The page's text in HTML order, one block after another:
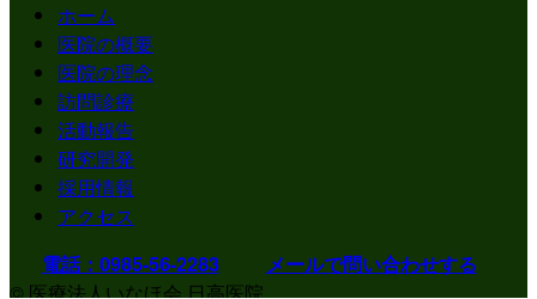
ホーム
医院の概要
医院の理念
訪問診療
活動報告
研究開発
採用情報
アクセス
電話：0985-56-2283
メールで問い合わせする
© 医療法人いなほ会 日高医院